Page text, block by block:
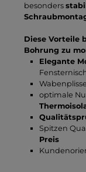
besonders
Diese Vorteile
Bohrung zu
Elegante
optimale
Spitzen
Preis